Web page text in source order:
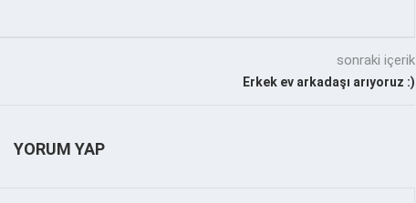
sonraki içerik
Erkek ev arkadaşı arıyoruz :)
YORUM YAP